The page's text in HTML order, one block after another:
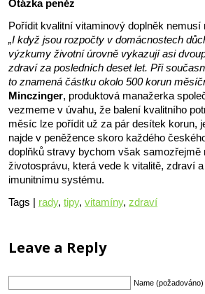
Otázka peněz
Pořídit kvalitní vitaminový doplněk
„I když jsou rozpočty v domácnostech
výzkumy životní úrovně vykazují asi
zdraví za posledních deset let. Při
to znamená částku okolo 500 korun
Minczinger, produktová manažerka
vezmeme v úvahu, že balení kvalitního
měsíc lze pořídit už za pár desítek korun,
najde v peněžence skoro každého
doplňků stravy bychom však samozřejmě
životosprávu, která vede k vitalitě, zdraví
imunitnímu systému.
Tags | rady, tipy, vitamíny, zdraví
Leave a Reply
Name (požadováno)